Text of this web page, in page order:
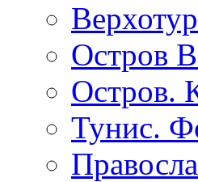
Остров
Остров.
Тунис.